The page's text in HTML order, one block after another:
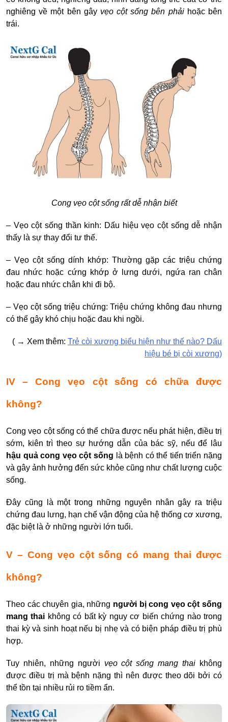
nghiêng về một bên gây vẹo cột sống bên phải hoặc bên
trái.
Cong vẹo cột sống rất dễ nhận biết
– Vẹo cột sống thần kinh: Dấu hiệu vẹo cột sống dễ nhận
thấy là sự thay đổi tư thế.
– Vẹo cột sống dính khớp: Thường gặp các triệu chứng
đau nhức hoặc cứng khớp ở lưng dưới, ngứa ran chân
hoặc đau nhức chân khi đi bộ.
– Vẹo cột sống triệu chứng: Triệu chứng không đau nhưng
có thể gây khó chịu hoặc đau khi ngồi.
( → Xem thêm: Trẻ còi xương biểu hiện như thế nào? Dấu
hiệu bé bị còi xương)
IV – Cong vẹo cột sống có chữa được
không?
Cong vẹo cột sống có thể chữa được nếu phát hiện, điều trị
sớm, kiên trì theo sự hướng dẫn của bác sỹ, nếu để lâu
hậu quả cong vẹo cột sống là bệnh có thể tiến triển nặng
và gây ảnh hưởng đến sức khỏe cũng như chất lượng cuộc
sống.
Đây cũng là một trong những nguyên nhân gây ra triệu
chứng đau lưng, hạn chế vận động của hệ thống cơ xương,
đặc biệt là ở những người lớn tuổi.
V – Cong vẹo cột sống có mang thai được
không?
Theo các chuyên gia, những người bị cong vẹo cột sống
mang thai không có bất kỳ nguy cơ biến chứng nào trong
thai kỳ và sinh hoạt nếu bị nhẹ và có biện pháp điều trị phù
hợp.
Tuy nhiên, những người vẹo cột sống mang thai không
được điều trị mà bệnh nặng thì nên được theo dõi bởi có
thể tồn tại nhiều rủi ro tiềm ẩn.